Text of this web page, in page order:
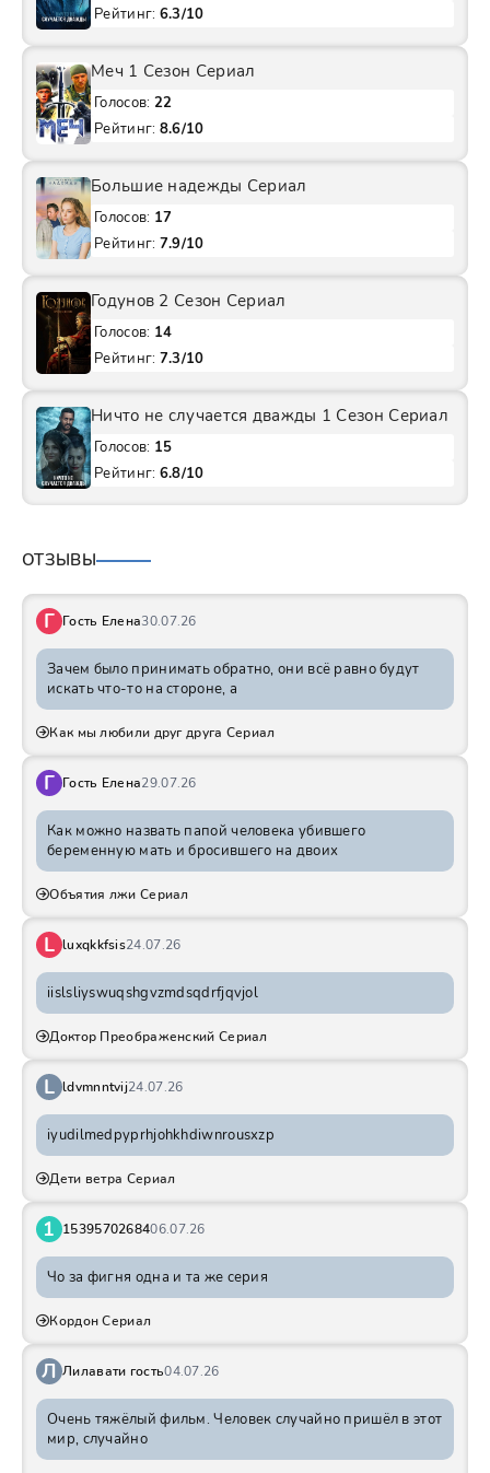
Рейтинг: 6.3/10
Меч 1 Сезон Сериал
Голосов: 22
Рейтинг: 8.6/10
Большие надежды Сериал
Голосов: 17
Рейтинг: 7.9/10
Годунов 2 Сезон Сериал
Голосов: 14
Рейтинг: 7.3/10
Ничто не случается дважды 1 Сезон Сериал
Голосов: 15
Рейтинг: 6.8/10
ОТЗЫВЫ
Г Гость Елена30.07.26
Зачем было принимать обратно, они всё равно будут
искать что-то на стороне, а
Как мы любили друг друга Сериал
Г Гость Елена29.07.26
Как можно назвать папой человека убившего
беременную мать и бросившего на двоих
Объятия лжи Сериал
L luxqkkfsis24.07.26
iislsliyswuqshgvzmdsqdrfjqvjol
Доктор Преображенский Сериал
L ldvmnntvij24.07.26
iyudilmedpyprhjohkhdiwnrousxzp
Дети ветра Сериал
1 1539570268406.07.26
Чо за фигня одна и та же серия
Кордон Сериал
Л Лилавати гость04.07.26
Очень тяжёлый фильм. Человек случайно пришёл в этот
мир, случайно